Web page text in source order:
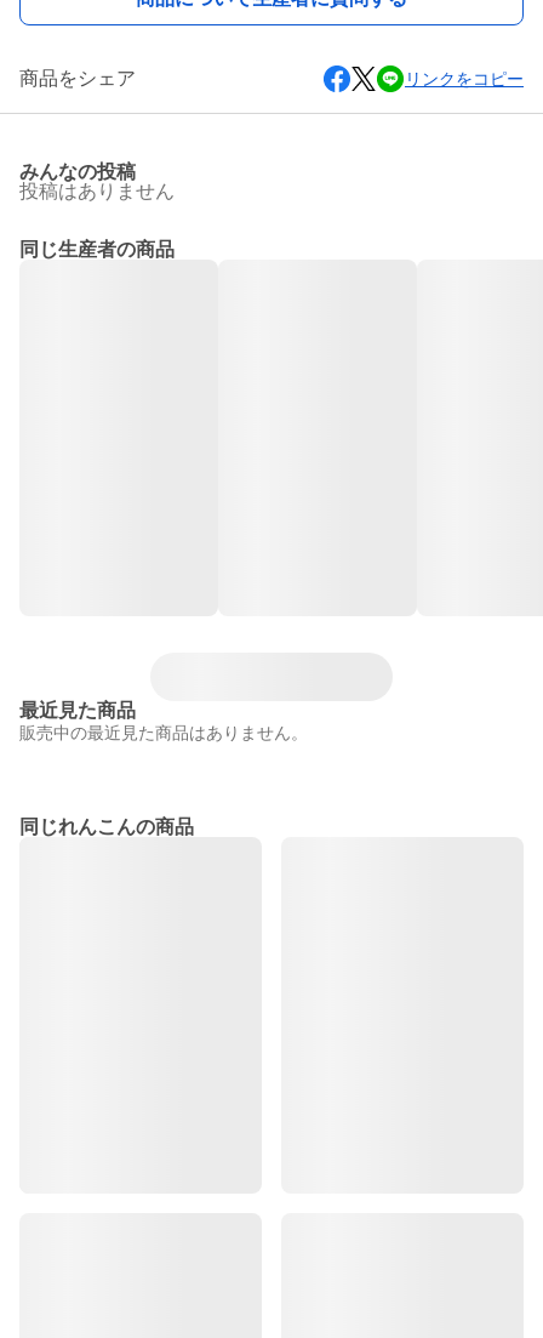
商品をシェア リンクをコピー
みんなの投稿
投稿はありません
同じ生産者の商品
最近見た商品
販売中の最近見た商品はありません。
同じれんこんの商品